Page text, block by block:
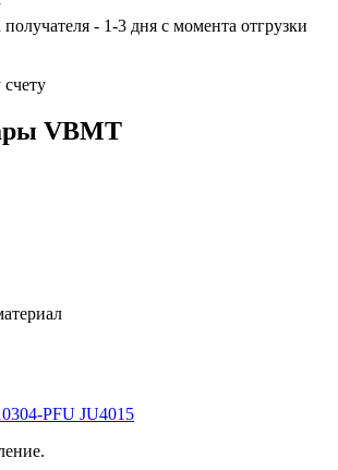
получателя - 1-3 дня с момента отгрузки
VBMT
PFU JU4015